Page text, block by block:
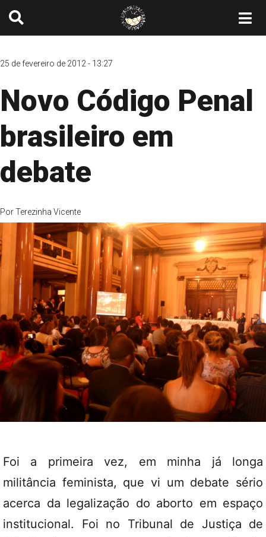
25 de fevereiro de 2012 - 13:27
Novo Código Penal
brasileiro em
debate
PorTerezinha Vicente
Foi a primeira vez, em minha já longa
militância feminista, que vi um debate sério
acerca da legalização do aborto em espaço
institucional. Foi no Tribunal de Justiça de